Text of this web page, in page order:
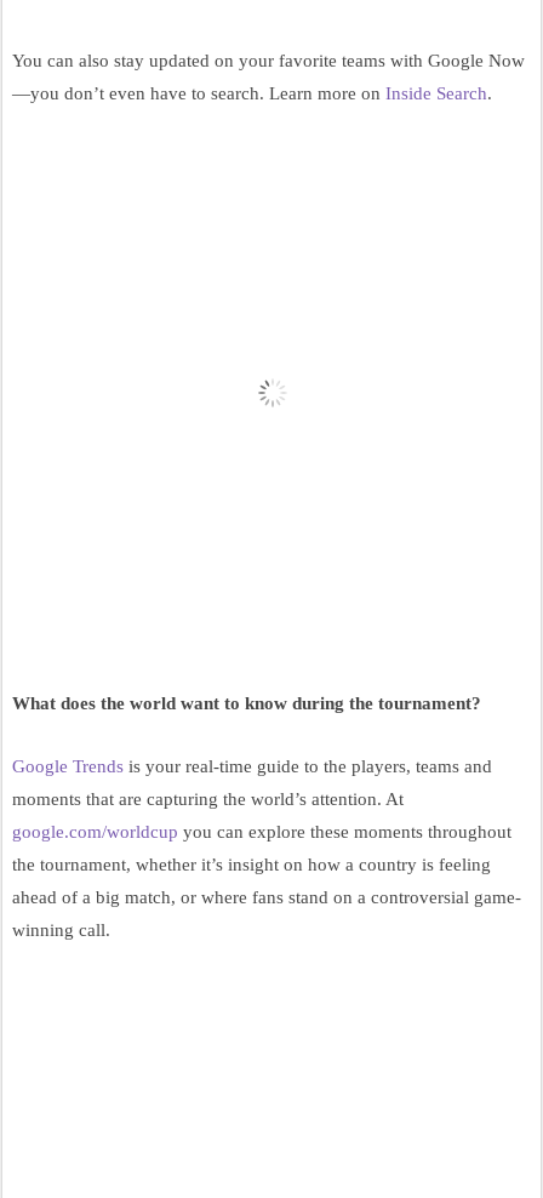
You can also stay updated on your favorite teams with Google Now
—you don’t even have to search. Learn more on Inside Search.
What does the world want to know during the tournament?
Google Trends is your real-time guide to the players, teams and
google.com/worldcup you can explore these moments throughout
the tournament, whether it’s insight on how a country is feeling
ahead of a big match, or where fans stand on a controversial game-
winning call.